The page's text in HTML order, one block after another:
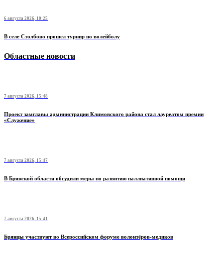
6 августа 2026, 10:25
В селе Столбово прошел турнир по волейболу
Областные новости
7 августа 2026, 15:48
Проект замглавы администрации Климовского района стал лауреатом премии
«Служение»
7 августа 2026, 15:47
В Брянской области обсудили меры по развитию паллиативной помощи
7 августа 2026, 15:41
Брянцы участвуют во Всероссийском форуме волонтёров-медиков